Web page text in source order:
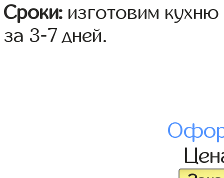
Сроки: изготовим
за 3-7 дней.